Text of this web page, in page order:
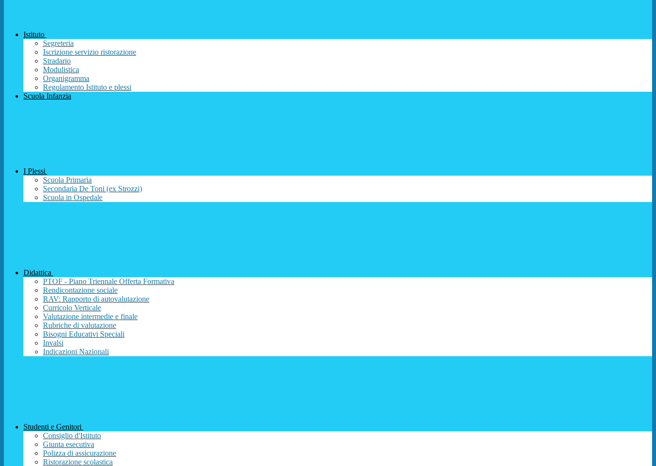
Istituto
Segreteria
Iscrizione servizio ristorazione
Stradario
Modulistica
Organigramma
Regolamento Istituto e plessi
Scuola Infanzia
I Plessi
Scuola Primaria
Secondaria De Toni (ex Strozzi)
Scuola in Ospedale
Didattica
PTOF - Piano Triennale Offerta Formativa
Rendicontazione sociale
RAV: Rapporto di autovalutazione
Curricolo Verticale
Valutazione intermedie e finale
Rubriche di valutazione
Bisogni Educativi Speciali
Invalsi
Indicazioni Nazionali
Studenti e Genitori
Consiglio d'Istituto
Giunta esecutiva
Polizza di assicurazione
Ristorazione scolastica